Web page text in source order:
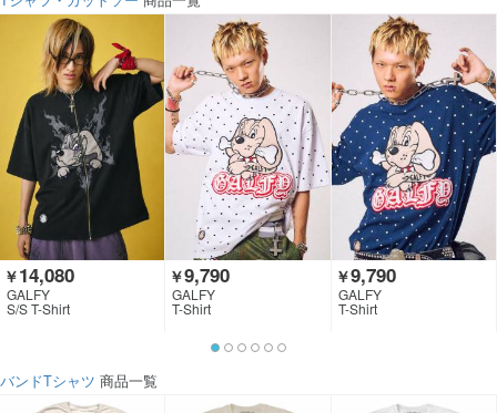
￥14,080
GALFY
S/S T-Shirt
￥9,790
GALFY
T-Shirt
￥9,790
GALFY
T-Shirt
バンドTシャツ 商品一覧